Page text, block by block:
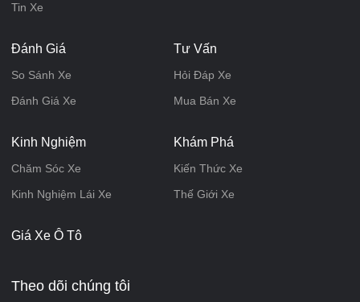
Tin Xe
Đánh Giá
So Sánh Xe
Đánh Giá Xe
Tư Vấn
Hỏi Đáp Xe
Mua Bán Xe
Kinh Nghiệm
Chăm Sóc Xe
Kinh Nghiệm Lái Xe
Khám Phá
Kiến Thức Xe
Thế Giới Xe
Giá Xe Ô Tô
Theo dõi chúng tôi